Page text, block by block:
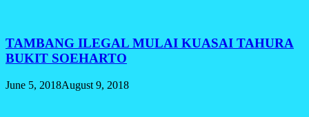
TAMBANG ILEGAL MULAI KUASAI TAHURA
BUKIT SOEHARTO
June 5, 2018August 9, 2018